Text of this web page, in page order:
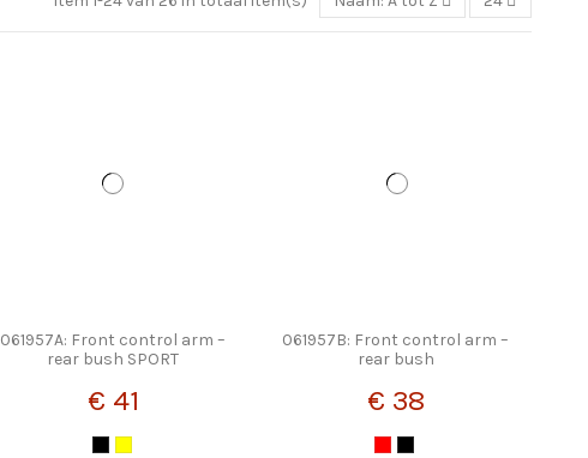
061957A: Front control arm –
rear bush SPORT
€ 41
061957B: Front control arm –
rear bush
€ 38